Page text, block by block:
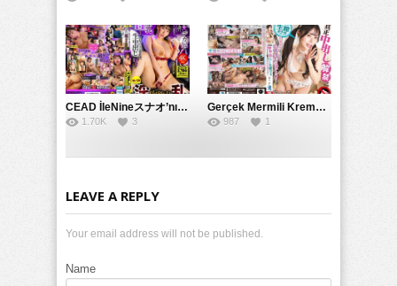
CEAD İleNineスナオ’nın Çılgın ve Seksüel Dünyası: Büyük Kalçalar ve Çılgın İlişkiler
1.70K 3
Gerçek Mermili Kremalı Pasta Büyük Dağıtımı, Ben Herkesin Özel Placesine Hizmet Eden En Üst Düzey Erotik Ürünler Günün Fırsatı
987 1
LEAVE A REPLY
Your email address will not be published.
Name